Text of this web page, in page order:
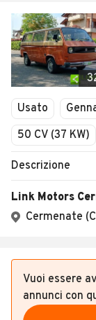
Moto
Camper
Veicoli
Vuoi essere
annunci con